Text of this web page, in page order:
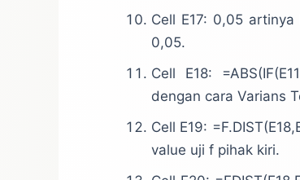
Cell E17: 0,05
0,05.
Cell E18:
dengan cara Varians
Cell E19:
value uji f pihak kiri.